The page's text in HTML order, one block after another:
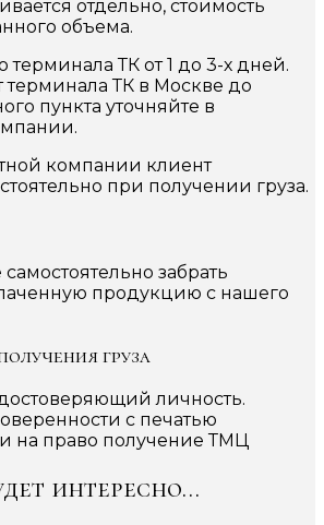
отдельно, стоимость
объема.
терминала ТК от 1 до 3-х дней.
терминала ТК в Москве до
пункта уточняйте в
компании клиент
при получении груза.
забрать
продукцию с нашего
груза
личность.
с печатью
на право получение ТМЦ
интересно…